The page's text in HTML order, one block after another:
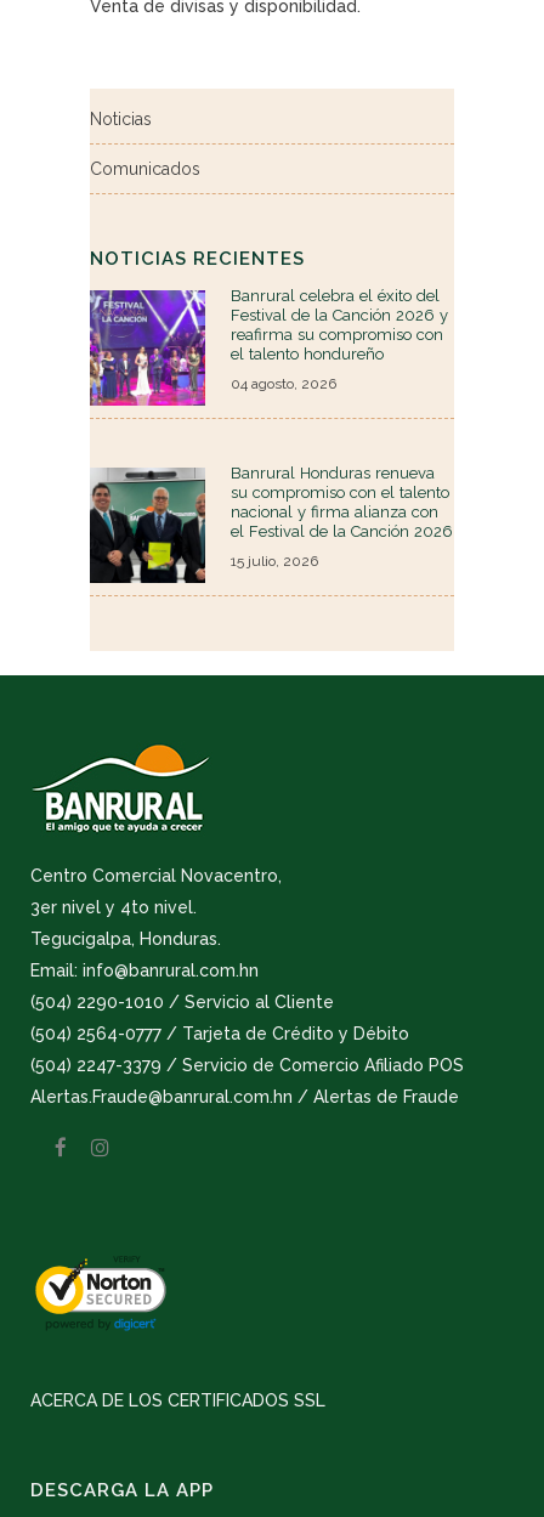
Venta de divisas y disponibilidad.
Noticias
Comunicados
NOTICIAS RECIENTES
Banrural celebra el éxito del
Festival de la Canción 2026 y
reafirma su compromiso con
el talento hondureño
04 agosto, 2026
Banrural Honduras renueva
su compromiso con el talento
nacional y firma alianza con
el Festival de la Canción 2026
15 julio, 2026
Centro Comercial Novacentro,
3er nivel y 4to nivel.
Tegucigalpa, Honduras.
Email: info@banrural.com.hn
(504) 2290-1010 / Servicio al Cliente
(504) 2564-0777 / Tarjeta de Crédito y Débito
(504) 2247-3379 / Servicio de Comercio Afiliado POS
Alertas.Fraude@banrural.com.hn / Alertas de Fraude
ACERCA DE LOS CERTIFICADOS SSL
DESCARGA LA APP